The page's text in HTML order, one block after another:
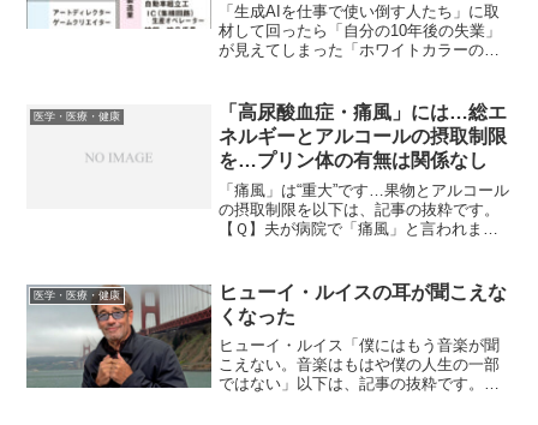
「生成AIを仕事で使い倒す人たち」に取
材して回ったら「自分の10年後の失業」
が見えてしまった「ホワイトカラーの仕
です。ChatGPTの発表から、1年が経過し
ようとして...
医学・医療・健康
「高尿酸血症・痛風」には…総エ
ネルギーとアルコールの摂取制限
を…プリン体の有無は関係なし
「痛風」は“重大”です…果物とアルコール
の摂取制限を以下は、記事の抜粋です。
【Ｑ】夫が病院で「痛風」と言われまし
リン体という物質で、これはレバーや干
し魚などに多く含まれ...
医学・医療・健康
ヒューイ・ルイスの耳が聞こえな
くなった
ヒューイ・ルイス「僕にはもう音楽が聞
こえない。音楽はもはや僕の人生の一部
ではない」以下は、記事の抜粋です。ヒ